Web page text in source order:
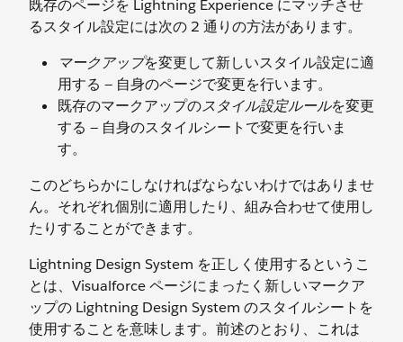
既存のページを Lightning Experience にマッチさせ
るスタイル設定には次の 2 通りの方法があります。
マークアップを変更して新しいスタイル設定に適
用する — 自身のページで変更を行います。
既存のマークアップのスタイル設定ルールを変更
する — 自身のスタイルシートで変更を行いま
す。
このどちらかにしなければならないわけではありませ
ん。それぞれ個別に適用したり、組み合わせて使用し
たりすることができます。
Lightning Design System を正しく使用するというこ
とは、Visualforce ページにまったく新しいマークア
ップの Lightning Design System のスタイルシートを
使用することを意味します。前述のとおり、これは